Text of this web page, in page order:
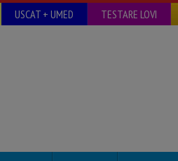
USCAT + UMED TESTARE LOVI